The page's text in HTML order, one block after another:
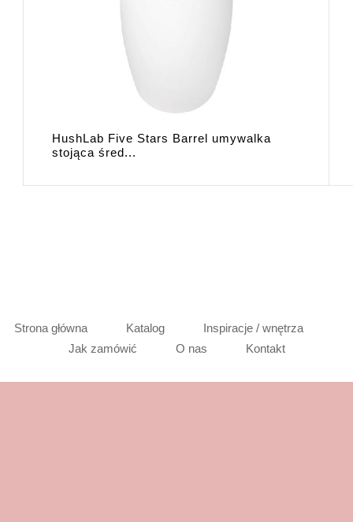
HushLab Five Stars Barrel umywalka
stojąca śred...
Strona główna Katalog
Inspiracje / wnętrza
Jak zamówić
O nas Kontakt